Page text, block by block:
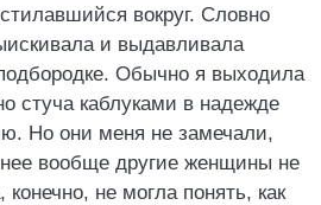
вокруг. Словно
и выдавливала
Обычно я выходила
стуча каблуками в надежде
Но они меня не замечали,
вообще другие женщины не
не могла понять, как